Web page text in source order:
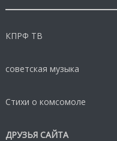
КПРФ ТВ
советская музыка
Стихи о комсомоле
ДРУЗЬЯ САЙТА